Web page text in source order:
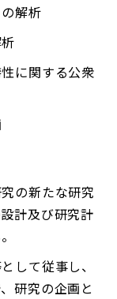
解析
に関する公衆
の新たな研究
計及び研究計
して従事し、
研究の企画と